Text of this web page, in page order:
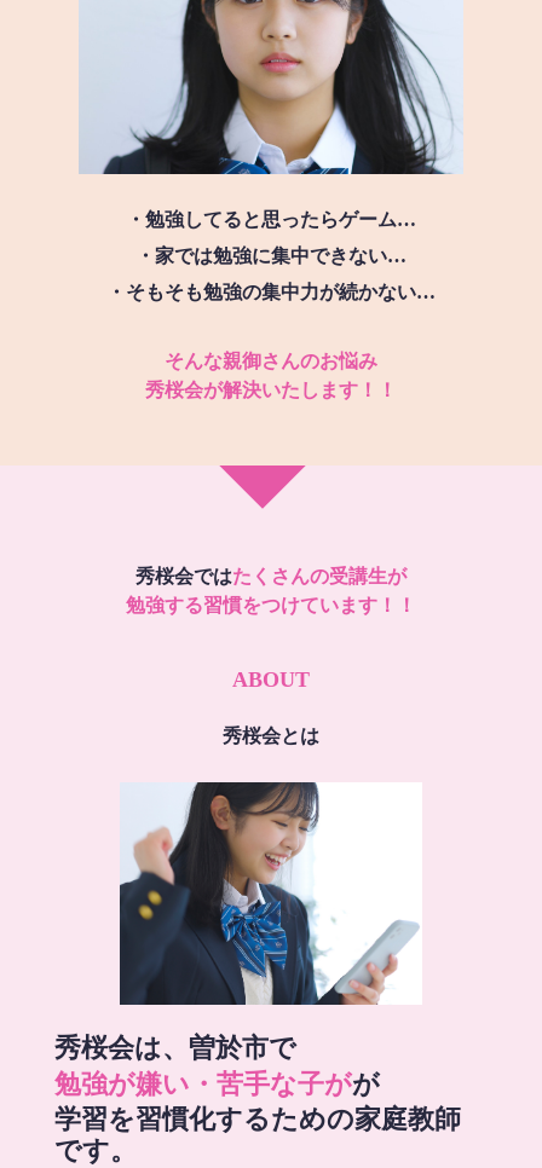
・勉強してると思ったらゲーム…
・家では勉強に集中できない…
・そもそも勉強の集中力が続かない…
そんな親御さんのお悩み
秀桜会が解決いたします！！
秀桜会ではたくさんの受講生が
勉強する習慣をつけています！！
ABOUT
秀桜会とは
秀桜会は、曽於市で
勉強が嫌い・苦手な子がが
学習を習慣化するための家庭教師
です。